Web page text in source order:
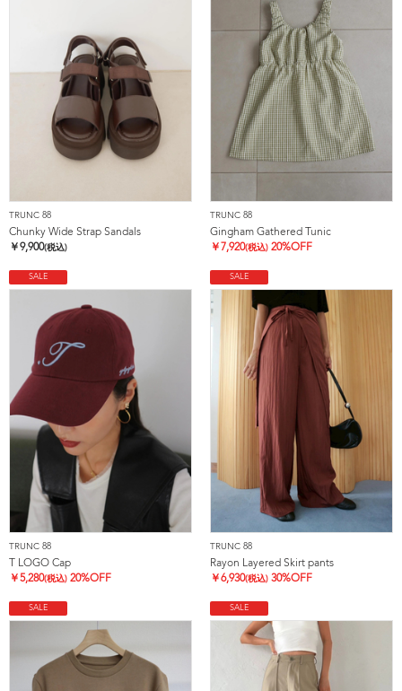
TRUNC 88
Chunky Wide Strap Sandals
￥9,900(税込)
TRUNC 88
Gingham Gathered Tunic
￥ 7,920(税込) 20%OFF
SALE
TRUNC 88
T LOGO Cap
￥5,280(税込) 20%OFF
SALE
TRUNC 88
Rayon Layered Skirt pants
￥6,930(税込) 30%OFF
SALE SALE